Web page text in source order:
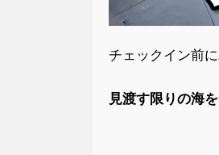
チェックイン前
見渡す限りの海